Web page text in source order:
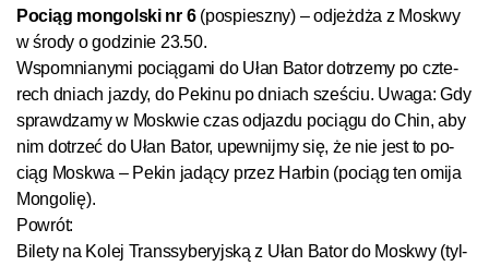
Po­ciąg mon­gol­s­ki nr 6(po­spiesz­ny) – od­jeż­dża z Mos­k­wy
w śro­dy o go­dzi­nie 23.50.
Wspo­mnia­ny­mi po­cią­ga­mi do Ułan Ba­tor do­trze­my po czte­
rech dniach jaz­dy, do Pe­ki­nu po dniach sześ­ciu. Uwa­ga: Gdy
spraw­dza­my w Mos­k­wie czas od­jaz­du po­cią­gu do Chin, aby
nim do­trzeć do Ułan Ba­tor, upew­nij­my się, że nie jest to po­
ciąg Mos­k­wa – Pe­kin ja­dą­cy przez Har­bin (po­ciąg ten omi­ja
Mon­go­lię).
Po­wrót:
Bi­le­ty na Ko­lej Tran­s­sy­be­ryj­s­ką z Ułan Ba­tor do Mos­k­wy (tyl­